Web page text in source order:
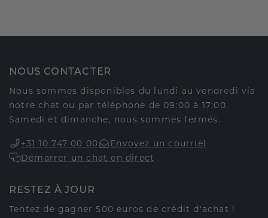
NOUS CONTACTER
Nous sommes disponibles du lundi au vendredi via
notre chat ou par téléphone de 09:00 à 17:00.
Samedi et dimanche, nous sommes fermés.
+31 10 747 00 00
Envoyez un courriel
Démarrer un chat en direct
RESTEZ À JOUR
Tentez de gagner 500 euros de crédit d'achat !